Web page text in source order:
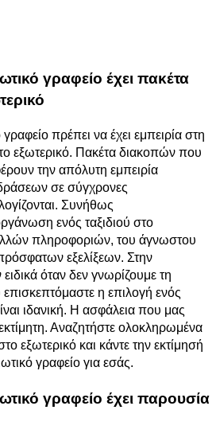
γραφείο έχει πακέτα
πρέπει να έχει εμπειρία στη
εξωτερικό. Πακέτα διακοπών που
την απόλυτη εμπειρία
σε σύγχρονες
Συνήθως
ενός ταξιδιού στο
πληροφοριών, του άγνωστου
εξελίξεων. Στην
όταν δεν γνωρίζουμε τη
η επιλογή ενός
ιδανική. Η ασφάλεια που μας
Αναζητήστε ολοκληρωμένα
εξωτερικό και κάντε την εκτίμησή
γραφείο για εσάς.
γραφείο έχει παρουσία